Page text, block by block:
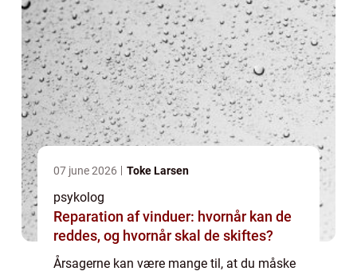
07 june 2026 Toke Larsen
psykolog
Reparation af vinduer: hvornår kan de
reddes, og hvornår skal de skiftes?
Årsagerne kan være mange til, at du måske